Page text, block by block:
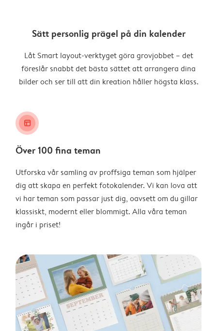
Sätt personlig prägel på din kalender
Låt Smart layout-verktyget göra grovjobbet – det
föreslår snabbt det bästa sättet att arrangera dina
bilder och ser till att din kreation håller högsta klass.
layout_alt
Över 100 fina teman
Utforska vår samling av proffsiga teman som hjälper
dig att skapa en perfekt fotokalender. Vi kan lova att
vi har teman som passar just dig, oavsett om du gillar
klassiskt, modernt eller blommigt. Alla våra teman
ingår i priset!